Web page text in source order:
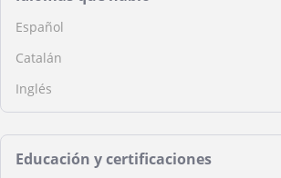
Español
Catalán
Inglés
Educación y certificaciones